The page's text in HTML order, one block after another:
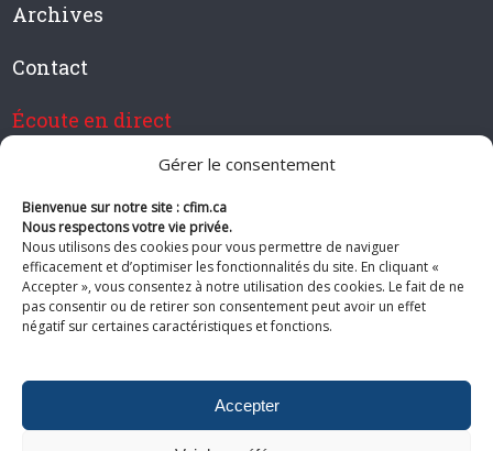
Gérer le consentement
Bienvenue sur notre site : cfim.ca
Nous respectons votre vie privée.
Nous utilisons des cookies pour vous permettre de naviguer
efficacement et d’optimiser les fonctionnalités du site. En cliquant «
Accepter », vous consentez à notre utilisation des cookies. Le fait de ne
pas consentir ou de retirer son consentement peut avoir un effet
négatif sur certaines caractéristiques et fonctions.
Accepter
Archives
Contact
Écoute en direct
Devenir membre de CFIM
Suivez-nous